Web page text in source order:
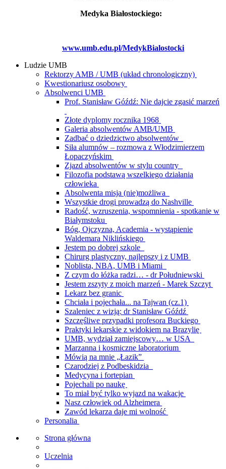
Medyka Białostockiego:
www.umb.edu.pl/MedykBialostocki
Ludzie UMB
Rektorzy AMB / UMB (układ chronologiczny)
Kwestionariusz osobowy
Absolwenci UMB
Prof. Stanisław Góźdź: Nie dajcie zgasić marzeń
Złote dyplomy rocznika 1968
Galeria absolwentów AMB/UMB
Zadbać o dziedzictwo absolwentów
Siła alumnów – rozmowa z Włodzimierzem
Łopaczyńskim
Zjazd absolwentów w stylu country
Filozofia podstawą wszelkiego działania
człowieka
Absolwenta misja (nie)możliwa
Wszystkie drogi prowadzą do Nashville
Radość, wzruszenia, wspomnienia - spotkanie w
Białymstoku
Bóg, Ojczyzna, Academia - wystąpienie
Waldemara Niklińskiego
Jestem po dobrej szkole
Chirurg plastyczny, najlepszy i z UMB
Noblista, NBA, UMB i Miami
Z czym do łóżka radzi… - dr Południewski
Jestem zszyty z moich marzeń - Marek Szczyt
Lekarz bez granic
Chciała i pojechała... na Tajwan (cz.1)
Szaleniec z wizją: dr Stanisław Góźdź
Szczęśliwe przypadki profesora Buckiego
Praktyki lekarskie z widokiem na Brazylię
UMB, wydział zamiejscowy… w USA
Marzanna i kosmiczne laboratorium
Mówią na mnie „Łazik”
Czarodziej z Podbeskidzia
Medycyna i fortepian
Pojechali po naukę
To miał być tylko wyjazd na wakacje
Nasz człowiek od Alzheimera
Zawód lekarza daje mi wolność
Personalia
Strona główna
Uczelnia